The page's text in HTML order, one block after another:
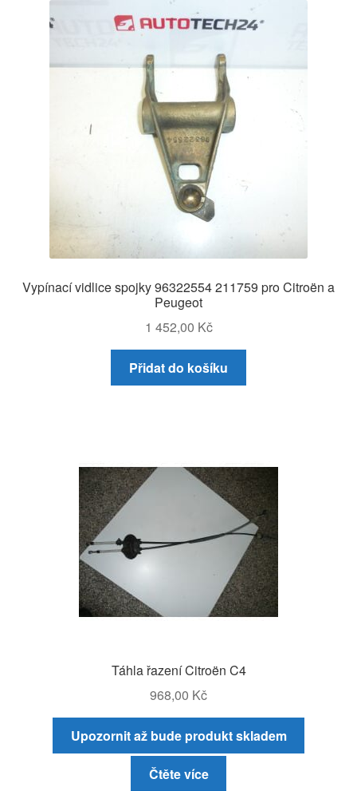
Vypínací vidlice spojky 96322554 211759 pro Citroën a
Peugeot
1 452,00 Kč
Přidat do košíku
Táhla řazení Citroën C4
968,00 Kč
Upozornit až bude produkt skladem
Čtěte více